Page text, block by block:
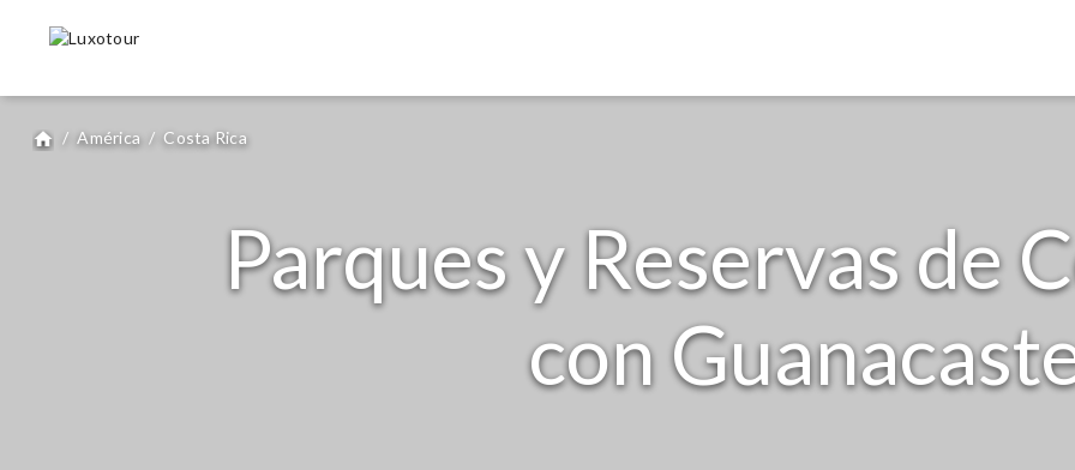
home / América / Costa Rica
Parques y Reservas de
con